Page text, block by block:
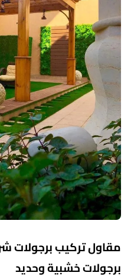
مقاول تركيب برجولات
برجولات خشبية وحديد